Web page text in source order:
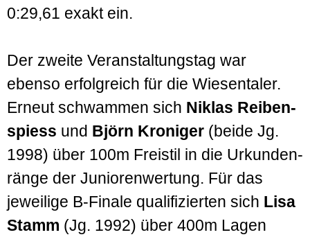
0:29,61 exakt ein.
Der zweite Veran­staltungs­tag war
ebenso erfolg­reich für die Wiesen­taler.
Erneut schwammen sich Niklas Reiben­
spiess und Björn Kroniger (beide Jg.
1998) über 100m Freistil in die Urkunden­
ränge der Junioren­wertung. Für das
jeweilige B-Finale qualifizierten sich Lisa
Stamm (Jg. 1992) über 400m Lagen